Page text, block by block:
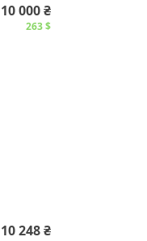
10 000 ₴
263 $
10 248 ₴